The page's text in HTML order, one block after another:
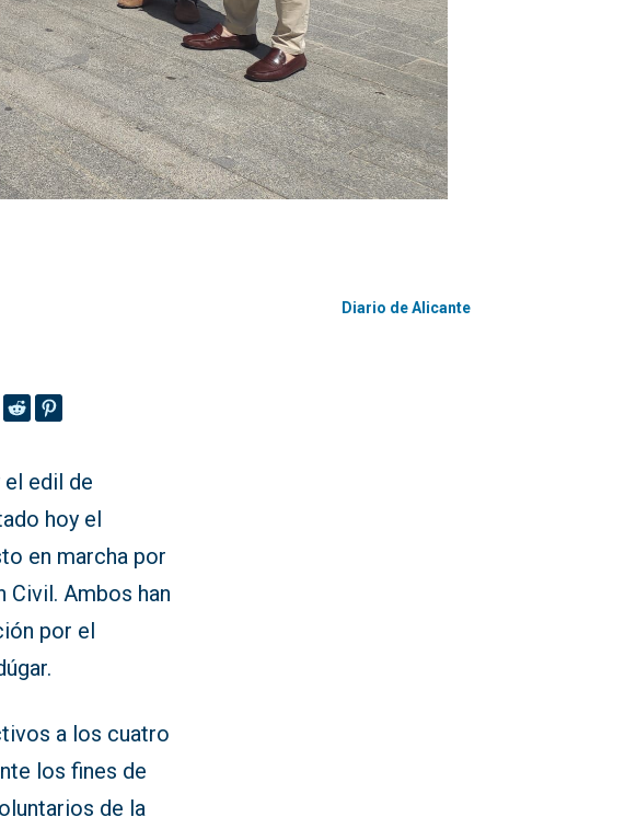
Diario de Alicante
el edil de
hoy el
en marcha por
Civil. Ambos han
por el
a los cuatro
los fines de
de la